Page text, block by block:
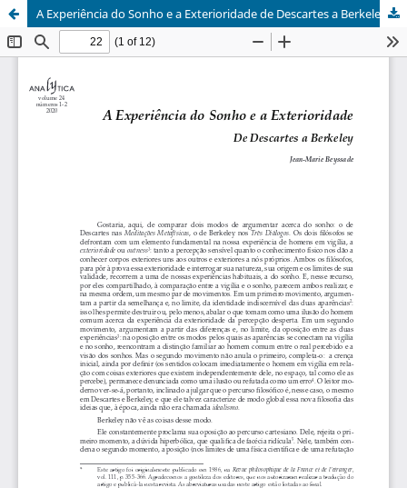
A Experiência do Sonho e a Exterioridade de Descartes a Berkeley